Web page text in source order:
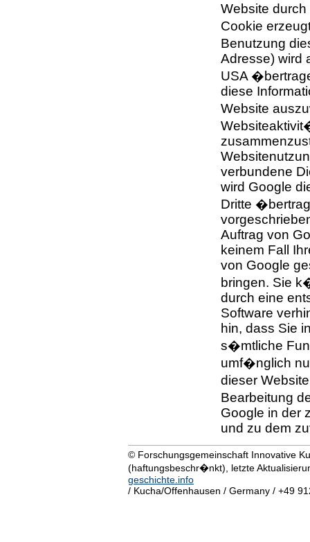
Website
Cookie
Benutzung
Adresse) wird
USA
diese
Website
verbundene
wird Google
Dritte
Auftrag von
keinem Fall
von Google
bringen. Sie
durch eine
Software
hin, dass Sie
s�mtliche
umf�nglich
dieser
Bearbeitung
Google in der
und zu dem
© Forschungsgemeinschaft Innovative
(haftungsbeschr�nkt), letzte
geschichte.info
/ Kucha/Offenhausen / Germany / +49